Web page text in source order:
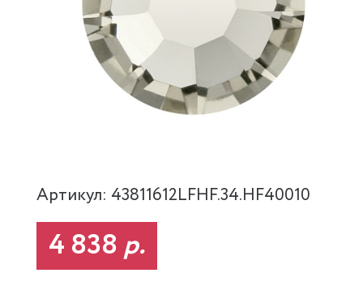
Артикул: 43811612LFHF.34.HF40010
4 838 р.